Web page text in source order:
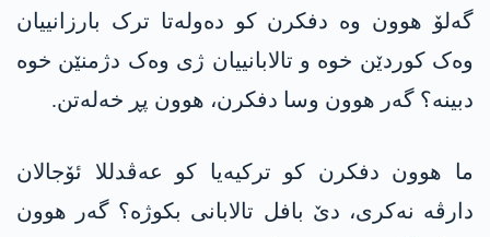
گەلۆ ھوون وە دفکرن کو دەولەتا ترک بارزانییان
وەک کوردێن خوە و تالابانییان ژی وەک دژمنێن خوە
دبینە؟ گەر ھوون وسا دفکرن، ھوون پڕ خەلەتن.
ما ھوون دفکرن کو ترکیەیا کو عەڤدللا ئۆجالان
دارڤە نەکری، دێ بافل تالابانی بکوژە؟ گەر ھوون